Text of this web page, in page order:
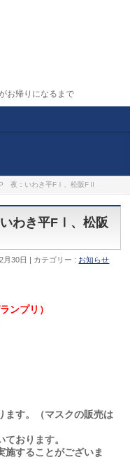
お帰りになるまで
夜：いわき平FⅠ、松阪FⅡ
わき平FⅠ、松阪
月30日 カテゴリー : お知らせ
ンプリ）
ます。（マスクの販売は
おります。
施することがございま